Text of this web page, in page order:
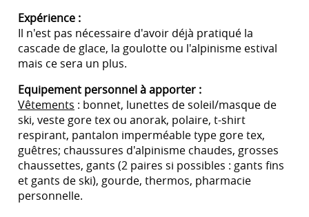
Expérience :
Il n'est pas nécessaire d'avoir déjà pratiqué la
cascade de glace, la goulotte ou l'alpinisme estival
mais ce sera un plus.
Equipement personnel à apporter :
Vêtements : bonnet, lunettes de soleil/masque de
ski, veste gore tex ou anorak, polaire, t-shirt
respirant, pantalon imperméable type gore tex,
guêtres; chaussures d'alpinisme chaudes, grosses
chaussettes, gants (2 paires si possibles : gants fins
et gants de ski), gourde, thermos, pharmacie
personnelle.